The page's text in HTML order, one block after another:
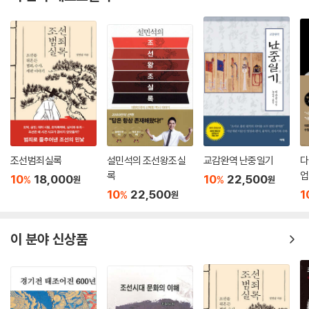
조선범죄실록
10% 18,000원
설민석의 조선왕조실
록
10% 22,500원
교감완역 난중일기
10% 22,500원
업
이 분야 신상품